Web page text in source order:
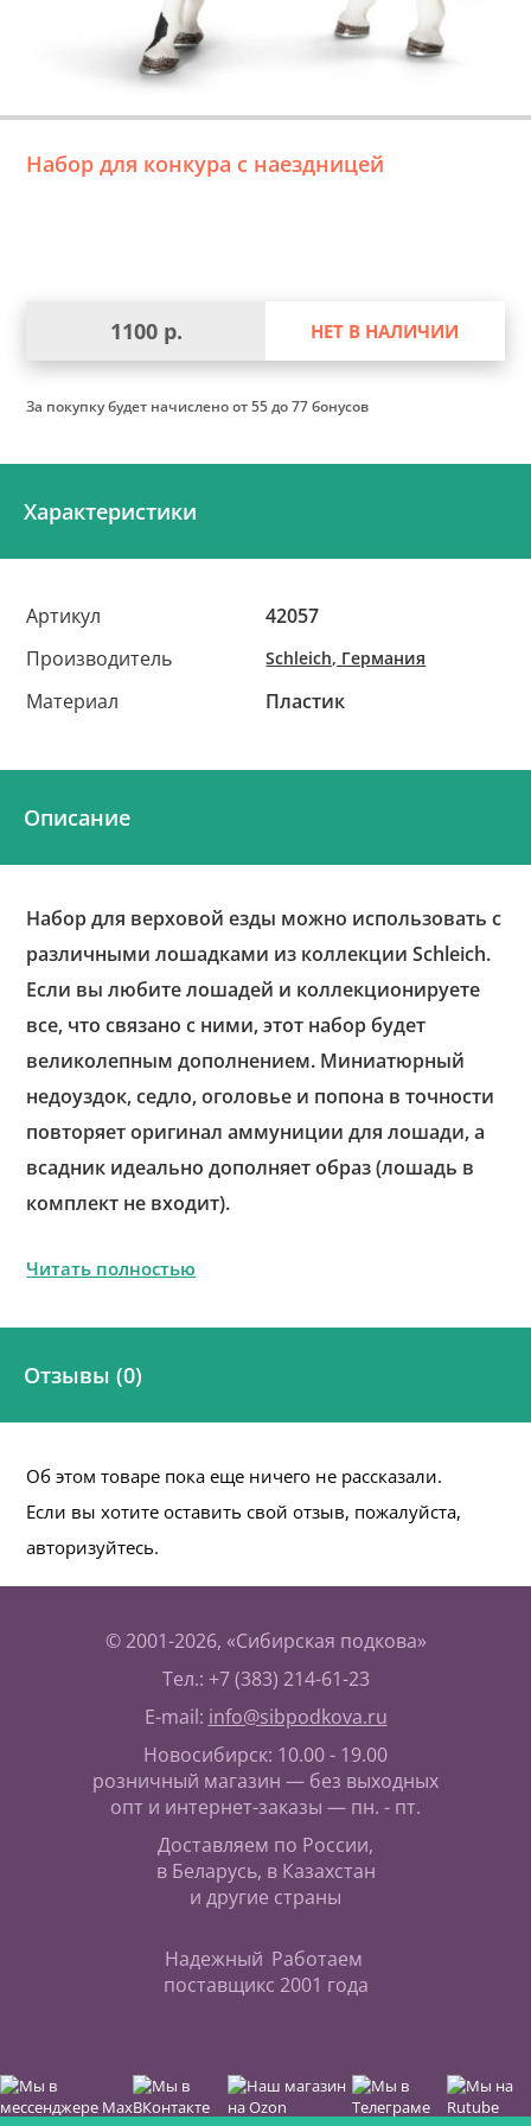
Набор для конкура с наездницей
1100 р. НЕТ В НАЛИЧИИ
За покупку будет начисленоот 55 до 77 бонусов
Характеристики
Артикул
42057
Производитель
Schleich, Германия
Материал Пластик
Описание
Набор для верховой езды можно использовать с
различными лошадками из коллекции Schleich.
Если вы любите лошадей и коллекционируете
все, что связано с ними, этот набор будет
великолепным дополнением. Миниатюрный
недоуздок, седло, оголовье и попона в точности
повторяет оригинал аммуниции для лошади, а
всадник идеально дополняет образ (лошадь в
комплект не входит).
Читать полностью
Отзывы (0)
Об этом товаре пока еще ничего не рассказали.
Если вы хотите оставить свой отзыв, пожалуйста,
авторизуйтесь.
© 2001-2026, «Сибирская подкова»
Тел.: +7 (383) 214-61-23
E-mail: info@sibpodkova.ru
Новосибирск: 10.00 - 19.00
розничный магазин — без выходных
опт и интернет-заказы — пн. - пт.
Доставляем по России,
в Беларусь, в Казахстан
и другие страны
Надежный
поставщик
Работаем
с 2001 года